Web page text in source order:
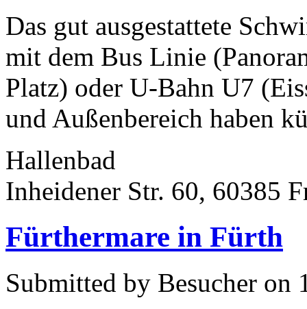
Das gut ausgestattete
mit dem Bus Linie
Platz) oder U-Bahn U7
und Außenbereich haben
Hallenbad
Inheidener Str. 60, 60385
Fürthermare in Fürth
Submitted by Besucher on